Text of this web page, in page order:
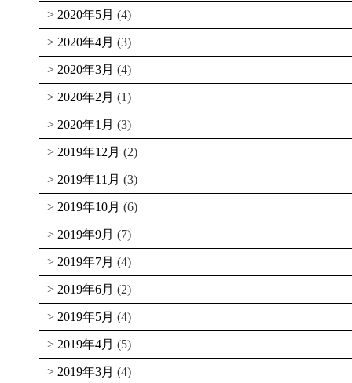
2020年5月 (4)
2020年4月 (3)
2020年3月 (4)
2020年2月 (1)
2020年1月 (3)
2019年12月 (2)
2019年11月 (3)
2019年10月 (6)
2019年9月 (7)
2019年7月 (4)
2019年6月 (2)
2019年5月 (4)
2019年4月 (5)
2019年3月 (4)